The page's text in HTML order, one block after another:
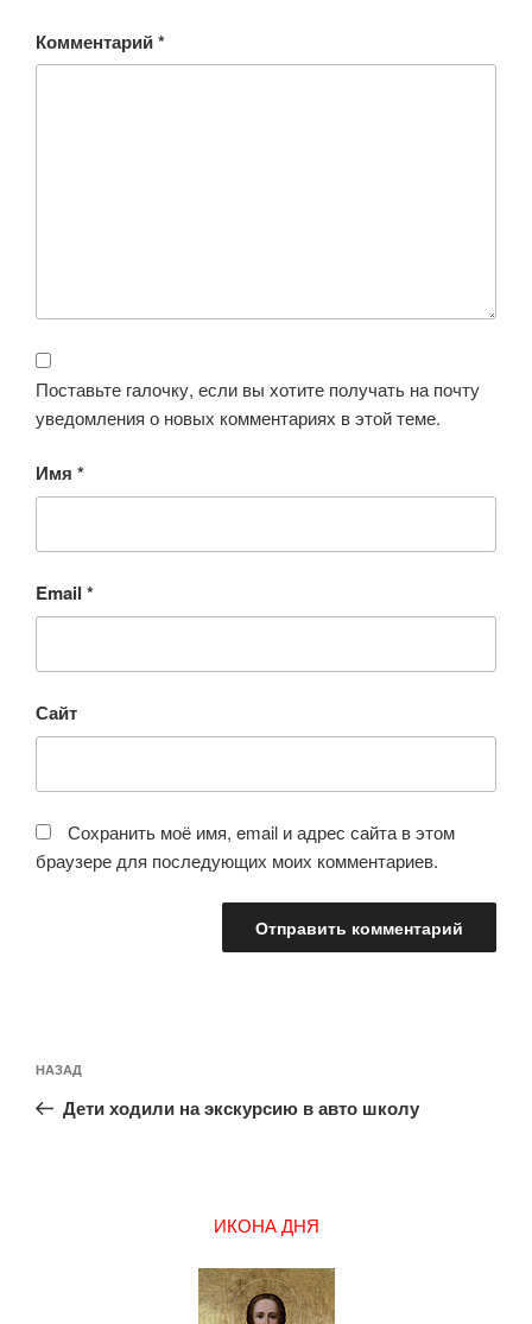
Комментарий*
Поставьте галочку, если вы хотите получать на почту
уведомления о новых комментариях в этой теме.
Имя *
Email *
Сайт
Сохранить моё имя, email и адрес сайта в этом
браузере для последующих моих комментариев.
по
записям
Предыдущая
запись:
НАЗАД
Дети ходили на экскурсию в авто школу
ИКОНА ДНЯ